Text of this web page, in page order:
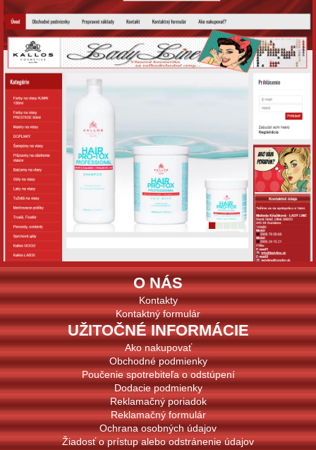
O NÁS
Kontakty
Kontaktný formulár
UŽITOČNÉ INFORMÁCIE
Ako nakupovať
Obchodné podmienky
Poučenie spotrebiteľa o odstúpení
Dodacie podmienky
Reklamačný poriadok
Reklamačný formulár
Ochrana osobných údajov
Žiadosť o prístup alebo odstránenie údajov